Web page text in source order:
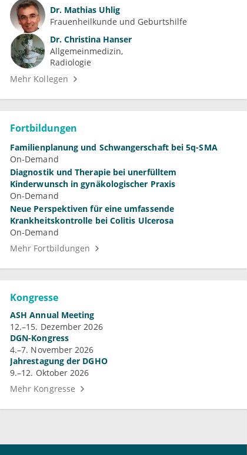
Dr. Mathias Uhlig
Frauenheilkunde und Geburtshilfe
Dr. Christina Hanser
Allgemeinmedizin
Radiologie
Mehr Kollegen
Fortbildungen
Familienplanung und Schwangerschaft bei 5q-SMA
On-Demand
Diagnostik und Therapie bei unerfülltem
Kinderwunsch in gynäkologischer Praxis
On-Demand
Neue Perspektiven für eine umfassende
Krankheitskontrolle bei Colitis Ulcerosa
On-Demand
Mehr Fortbildungen
Kongresse
ASH Annual Meeting
12.–15. Dezember 2026
DGN-Kongress
4.–7. November 2026
Jahrestagung der DGHO
9.–12. Oktober 2026
Mehr Kongresse